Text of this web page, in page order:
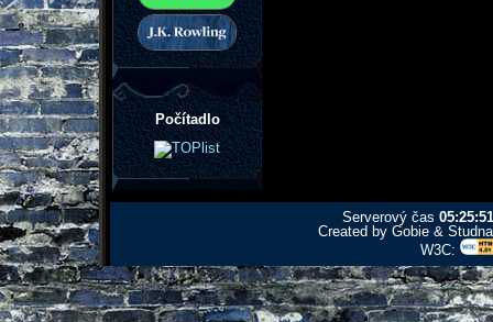
Počítadlo
Serverový čas 05:25:51
Created by Gobie &
W3C: